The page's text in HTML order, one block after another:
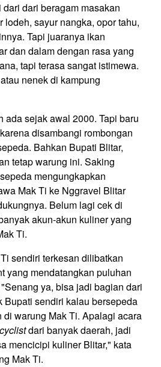
dari beragam masakan
lodeh, sayur nangka, opor tahu,
Tapi juaranya ikan
dan dalam dengan rasa yang
tapi terasa sangat istimewa.
nenek di kampung
ada sejak awal 2000. Tapi baru
disambangi rombongan
Bahkan Bupati Blitar,
tetap warung ini. Saking
mengungkapkan
Mak Ti ke Nggravel Blitar
Belum lagi cek di
akun-akun kuliner yang
Ti.
sendiri terkesan dilibatkan
yang mendatangkan puluhan
ya, bisa jadi bagian dari
Bupati sendiri kalau bersepeda
di warung Mak Ti. Apalagi acara
cyclistdari banyak daerah, jadi
mencicipi kuliner Blitar," kata
Mak Ti.